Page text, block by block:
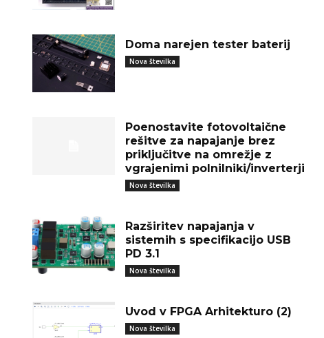
Doma narejen tester baterij
Nova številka
Poenostavite fotovoltaične
rešitve za napajanje brez
priključitve na omrežje z
vgrajenimi polnilniki/inverterji
Nova številka
Razširitev napajanja v
sistemih s specifikacijo USB
PD 3.1
Nova številka
Uvod v FPGA Arhitekturo (2)
Nova številka